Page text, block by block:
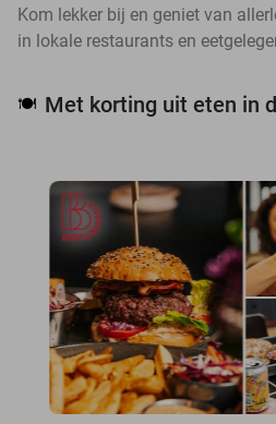
Kom lekker bij en geniet van
in lokale restaurants en
🍽️ Met korting uit eten in